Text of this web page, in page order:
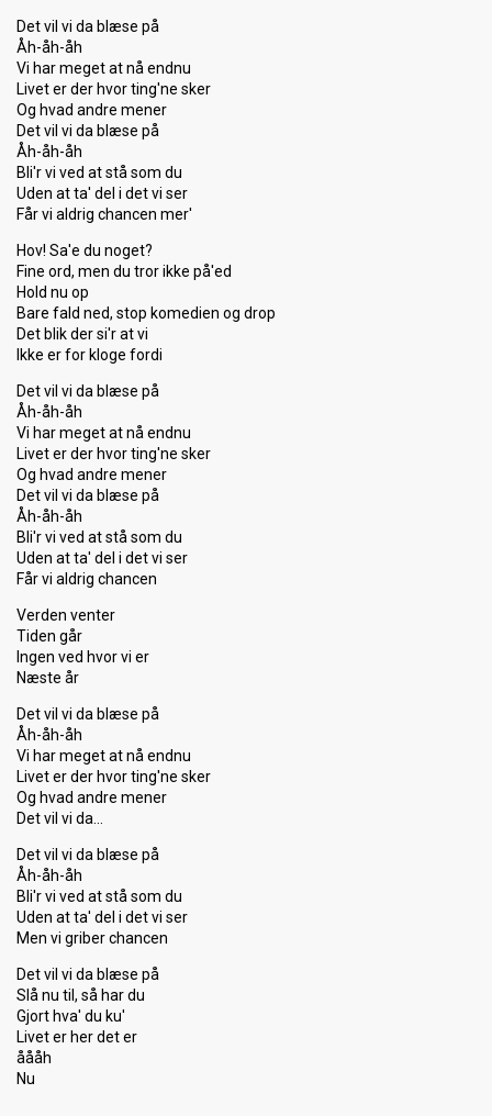
Det vil vi da blæse på
Åh-åh-åh
Vi har meget at nå endnu
Livet er der hvor ting'ne sker
Og hvad andre mener
Det vil vi da blæse på
Åh-åh-åh
Bli'r vi ved at stå som du
Uden at ta' del i det vi ser
Får vi aldrig chancen mer'
Hov! Sa'e du noget?
Fine ord, men du tror ikke på'ed
Hold nu op
Bare fald ned, stop komedien og drop
Det blik der si'r at vi
Ikke er for kloge fordi
Det vil vi da blæse på
Åh-åh-åh
Vi har meget at nå endnu
Livet er der hvor ting'ne sker
Og hvad andre mener
Det vil vi da blæse på
Åh-åh-åh
Bli'r vi ved at stå som du
Uden at ta' del i det vi ser
Får vi aldrig chancen
Verden venter
Tiden går
Ingen ved hvor vi er
Næste år
Det vil vi da blæse på
Åh-åh-åh
Vi har meget at nå endnu
Livet er der hvor ting'ne sker
Og hvad andre mener
Det vil vi da…
Det vil vi da blæse på
Åh-åh-åh
Bli'r vi ved at stå som du
Uden at ta' del i det vi ser
Men vi griber chancen
Det vil vi da blæse på
Slå nu til, ѕå har du
Gjort hvа' du ku'
Livet er her det er
åååh
Nu